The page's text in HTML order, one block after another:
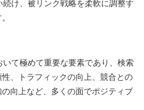
け、被リンク戦略を柔軟に調整す
て極めて重要な要素であり、検索
、トラフィックの向上、競合との
向上など、多くの面でポジティブ